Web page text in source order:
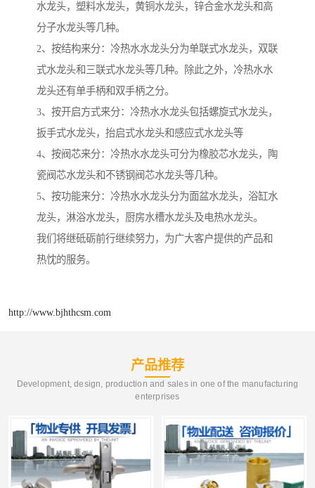
水龙头，塑料水龙头，黄铜水龙头，锌合金水龙头和高
分子水龙头等几种。
2、按结构来分：冷热水水龙头分为单联式水龙头，双联
式水龙头和三联式水龙头等几种。除此之外，冷热水水
龙头还有单手柄和双手柄之分。
3、按开启方式来分：冷热水水龙头包括螺旋式水龙头，
扳手式水龙头，抬启式水龙头和感应式水龙头等
4、按阀芯来分：冷热水水龙头可分为橡胶芯水龙头，陶
瓷阀芯水龙头和不锈钢阀芯水龙头等几种。
5、按功能来分：冷热水水龙头分为面盆水龙头，浴缸水
龙头，淋浴水龙头，厨房水槽水龙头及电热水龙头。
我们将继砥砺前行继续努力，为广大客户提供的产品和
热忱的服务。
http://www.bjhthcsm.com
产品推荐
Development, design, production and sales in one of the manufacturing
enterprises